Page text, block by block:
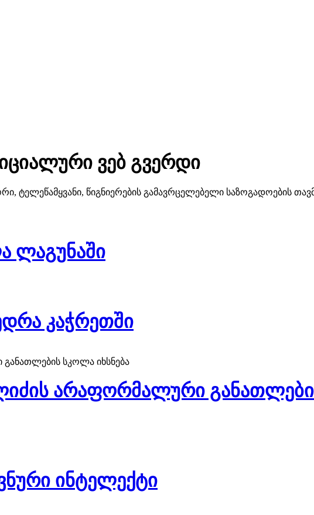
ვებ გვერდი
ტელეწამყვანი, წიგნიერების გამავრცელებელი საზოგადოების
ლაგუნაში
კაჭრეთში
არაფორმალური
ინტელექტი